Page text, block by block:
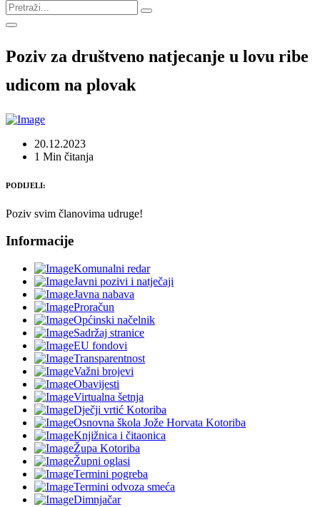
Poziv za društveno natjecanje u lovu ribe
udicom na plovak
20.12.2023
1 Min čitanja
PODIJELI:
Poziv svim članovima udruge!
Informacije
Komunalni redar
Javni pozivi i natječaji
Javna nabava
Proračun
Općinski načelnik
Sadržaj stranice
EU fondovi
Transparentnost
Važni brojevi
Obavijesti
Virtualna šetnja
Dječji vrtić Kotoriba
Osnovna škola Jože Horvata Kotoriba
Knjižnica i čitaonica
Župa Kotoriba
Župni oglasi
Termini pogreba
Termini odvoza smeća
Dimnjačar